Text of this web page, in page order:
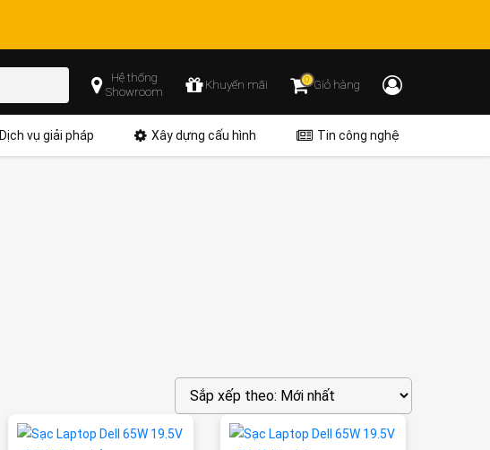
Hệ thống
Showroom
Khuyến mãi 0Giỏ hàng
Dịch vụ giải pháp Xây dựng cấu hình
Tin công nghệ